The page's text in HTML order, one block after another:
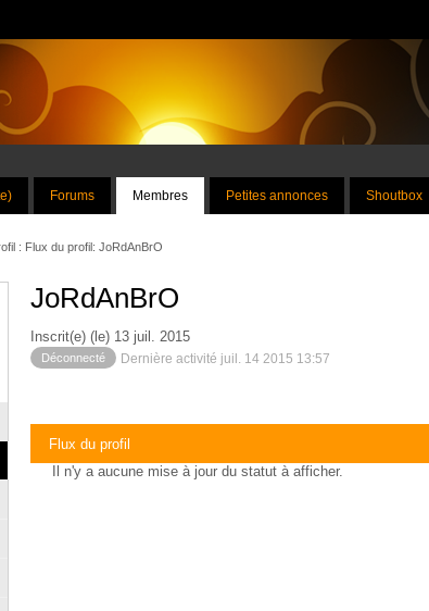
Forums Membres Petites annonces Shoutbox
: Flux du profil: JoRdAnBrO
JoRdAnBrO
Inscrit(e) (le) 13 juil. 2015
Déconnecté Dernière activité juil. 14 2015 13:57
Flux du profil
Il n'y a aucune mise à jour du statut à afficher.